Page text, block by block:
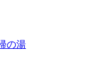
の湯